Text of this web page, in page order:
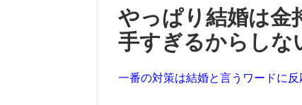
やっぱり結婚は金
手すぎるからしな
一番の対策は結婚と言うワードに